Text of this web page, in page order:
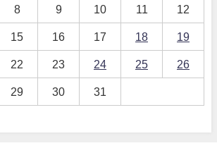
8 9 10 11 12
15 16 17 18 19
22 23 24 25 26
29 30 31